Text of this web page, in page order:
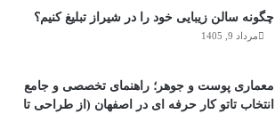
چگونه سالن زیبایی خود را در شیراز تبلیغ کنیم؟
مرداد 9, 1405
معماری پوست و جوهر؛ راهنمای تخصصی و جامع
انتخاب تاتو کار حرفه ای در اصفهان (از طراحی تا